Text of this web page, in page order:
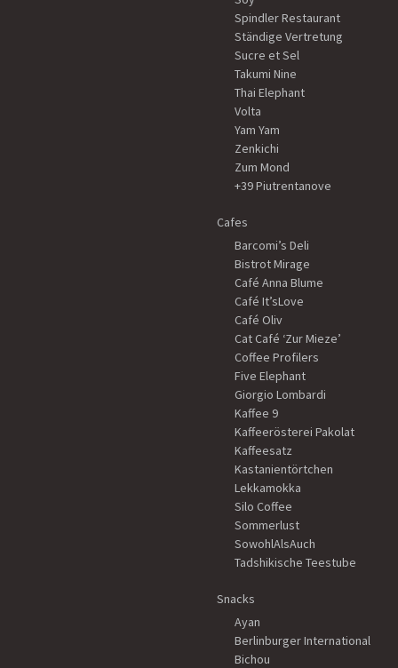
Spindler Restaurant
Ständige Vertretung
Sucre et Sel
Takumi Nine
Thai Elephant
Volta
Yam Yam
Zenkichi
Zum Mond
+39 Piutrentanove
Cafes
Barcomi’s Deli
Bistrot Mirage
Café Anna Blume
Café It’sLove
Café Oliv
Cat Café ‘Zur Mieze’
Coffee Profilers
Five Elephant
Giorgio Lombardi
Kaffee 9
Kaffeerösterei Pakolat
Kaffeesatz
Kastanientörtchen
Lekkamokka
Silo Coffee
Sommerlust
SowohlAlsAuch
Tadshikische Teestube
Snacks
Ayan
Berlinburger International
Bichou